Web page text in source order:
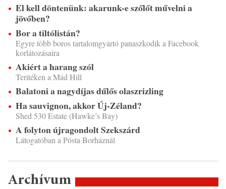
El kell döntenünk: akarunk-e szőlőt művelni a
jövőben?
Bor a tiltólistán?
Egyre több boros tartalomgyártó panaszkodik a Facebook
korlátozásaira
Akiért a harang szól
Terítéken a Mád Hill
Balatoni a nagydíjas dűlős olaszrizling
Ha sauvignon, akkor Új-Zéland?
Shed 530 Estate (Hawke’s Bay)
A folyton újragondolt Szekszárd
Látogatóban a Pósta Borháznál
Archívum